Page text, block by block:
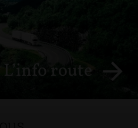
L’info route